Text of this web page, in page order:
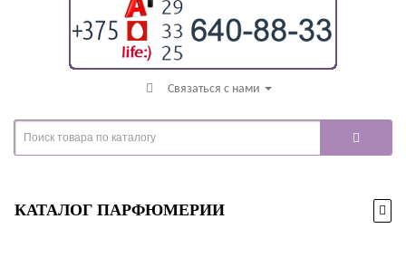
Связаться с нами
КАТАЛОГ ПАРФЮМЕРИИ